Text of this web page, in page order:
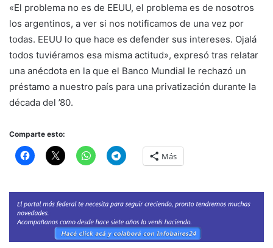
«El problema no es de EEUU, el problema es de nosotros
los argentinos, a ver si nos notificamos de una vez por
todas. EEUU lo que hace es defender sus intereses. Ojalá
todos tuviéramos esa misma actitud», expresó tras relatar
una anécdota en la que el Banco Mundial le rechazó un
préstamo a nuestro país para una privatización durante la
década del ’80.
Comparte esto:
Más